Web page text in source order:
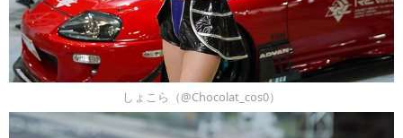
しょこら（@Chocolat_cos0）